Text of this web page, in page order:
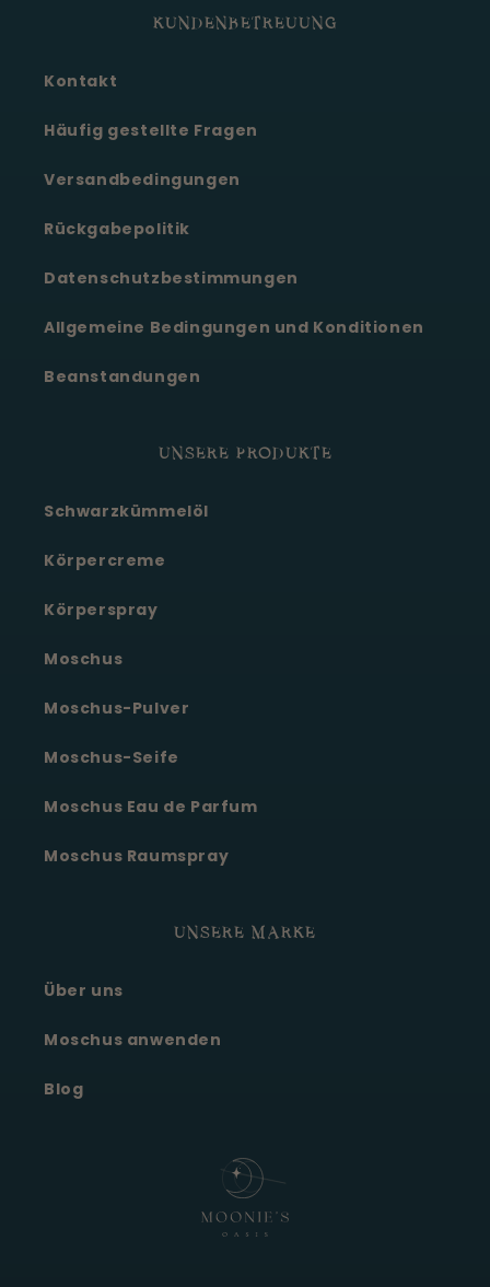
KUNDENBETREUUNG
Kontakt
Häufig gestellte Fragen
Versandbedingungen
Rückgabepolitik
Datenschutzbestimmungen
Allgemeine Bedingungen und Konditionen
Beanstandungen
UNSERE PRODUKTE
Schwarzkümmelöl
Körpercreme
Körperspray
Moschus
Moschus-Pulver
Moschus-Seife
Moschus Eau de Parfum
Moschus Raumspray
UNSERE MARKE
Über uns
Moschus anwenden
Blog